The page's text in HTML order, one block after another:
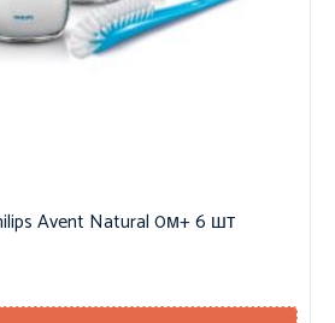
Avent Natural 0м+ 6 шт